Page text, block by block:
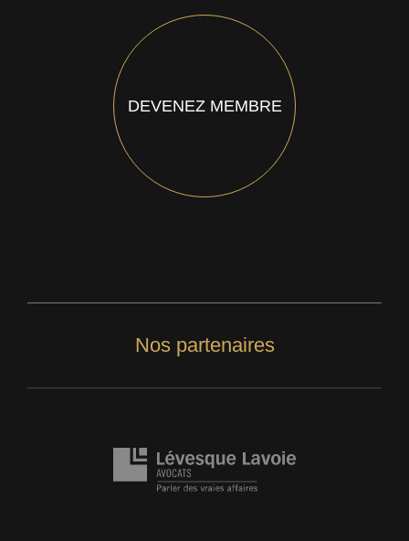
DEVENEZ MEMBRE
Nos partenaires